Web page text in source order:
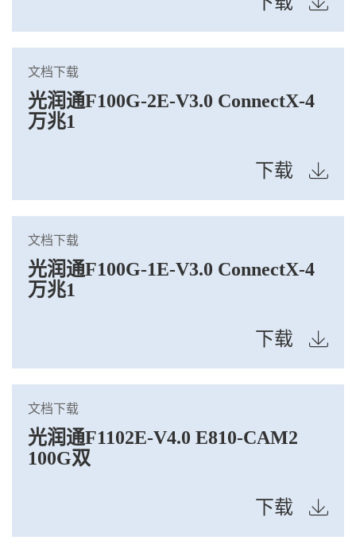
文档下载
光润通F100G-2E-V3.0 ConnectX-4
万兆1
下载
文档下载
光润通F100G-1E-V3.0 ConnectX-4
万兆1
下载
文档下载
光润通F1102E-V4.0 E810-CAM2
100G双
下载